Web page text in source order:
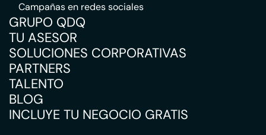
Campañas en redes sociales
GRUPO QDQ
TU ASESOR
SOLUCIONES CORPORATIVAS
PARTNERS
TALENTO
BLOG
INCLUYE TU NEGOCIO GRATIS